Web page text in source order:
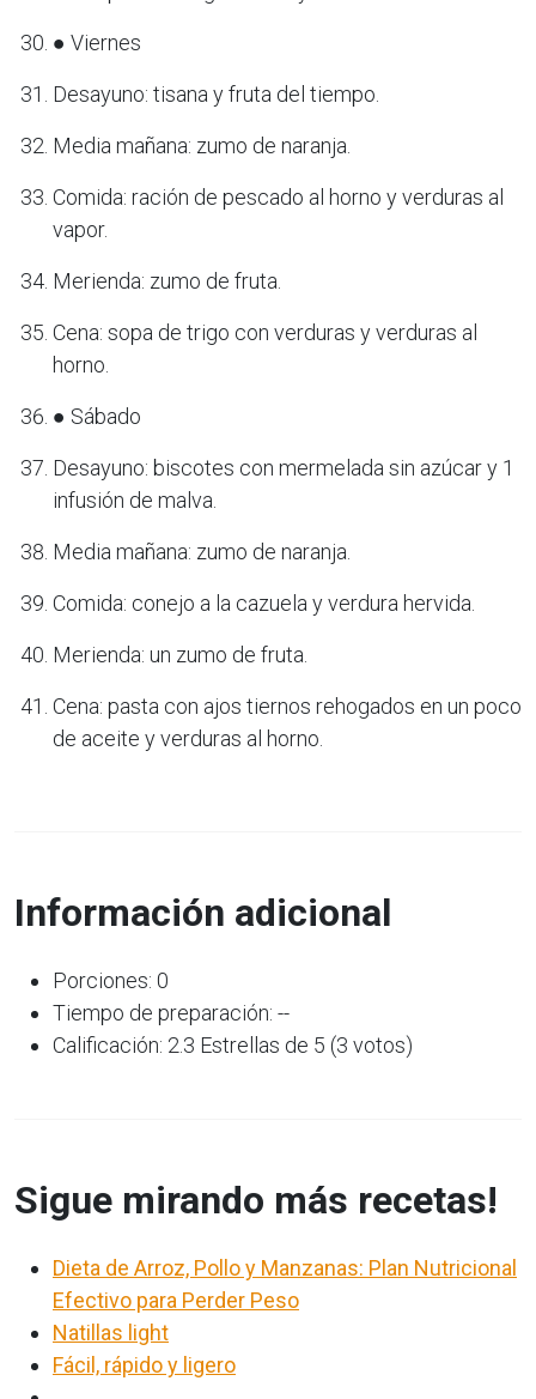
● Viernes
Desayuno: tisana y fruta del tiempo.
Media mañana: zumo de naranja.
Comida: ración de pescado al horno y verduras al
vapor.
Merienda: zumo de fruta.
Cena: sopa de trigo con verduras y verduras al
horno.
● Sábado
Desayuno: biscotes con mermelada sin azúcar y 1
infusión de malva.
Media mañana: zumo de naranja.
Comida: conejo a la cazuela y verdura hervida.
Merienda: un zumo de fruta.
Cena: pasta con ajos tiernos rehogados en un poco
de aceite y verduras al horno.
Información adicional
Porciones: 0
Tiempo de preparación: --
Calificación: 2.3 Estrellas de 5 (3 votos)
Sigue mirando más recetas!
Dieta de Arroz, Pollo y Manzanas: Plan Nutricional
Efectivo para Perder Peso
Natillas light
Fácil, rápido y ligero